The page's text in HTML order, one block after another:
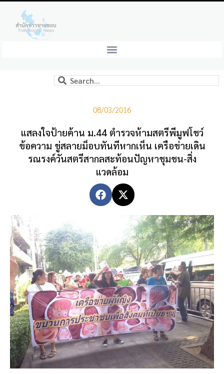
08/03/2016
แสลงใจป้ายค้าน ม.44 ตำรวจห้ามสตรีพีมูฟโชว์
ข้อความ ขู่สลายม็อบทันทีหากเห็น เครือข่ายเดิน
รณรงค์วันสตรีสากลสะท้อนปัญหาชุมชน-สิ่ง
แวดล้อม